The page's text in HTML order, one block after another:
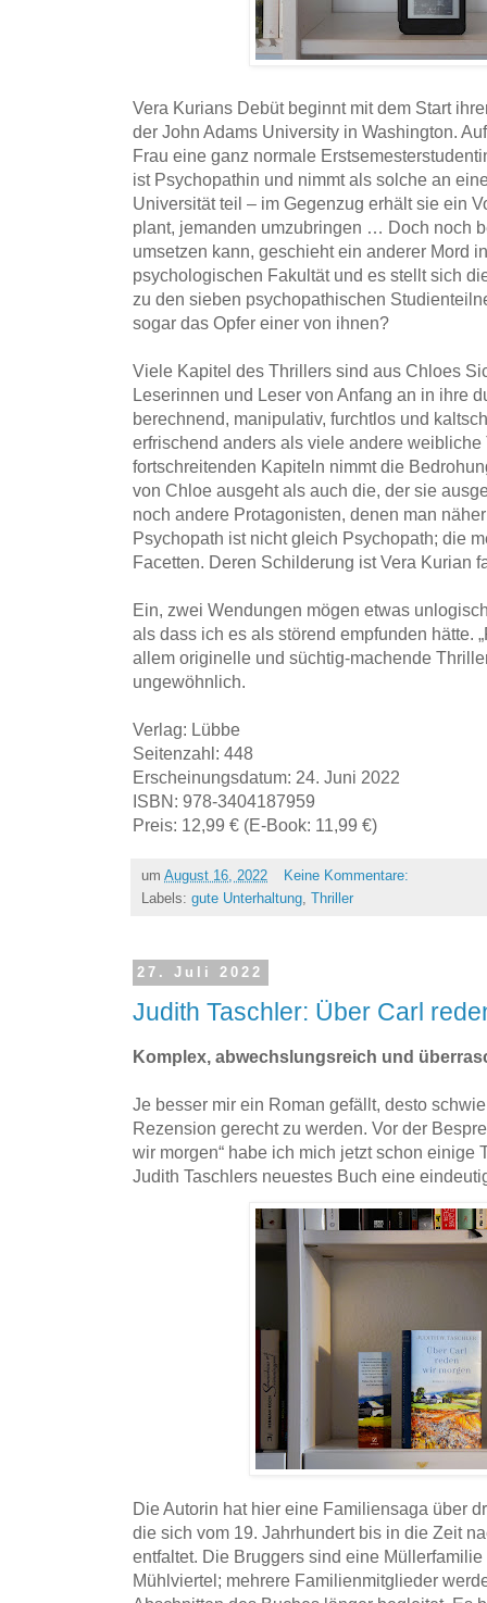
Vera Kurians Debüt beginnt mit dem Start
der John Adams University in Washington.
Frau eine ganz normale
ist Psychopathin und nimmt als solche an
Universität teil – im Gegenzug erhält sie ein
plant, jemanden umzubringen … Doch noch
umsetzen kann, geschieht ein anderer Mord
psychologischen Fakultät und es stellt sich
zu den sieben psychopathischen
sogar das Opfer einer von ihnen?
Viele Kapitel des Thrillers sind aus Chloes
Leserinnen und Leser von Anfang an in ihre
berechnend, manipulativ, furchtlos und
erfrischend anders als viele andere
fortschreitenden Kapiteln nimmt die
von Chloe ausgeht als auch die, der sie
noch andere Protagonisten, denen man
Psychopath ist nicht gleich Psychopath; die
Facetten. Deren Schilderung ist Vera Kurian
Ein, zwei Wendungen mögen etwas
als dass ich es als störend empfunden hätte.
allem originelle und süchtig-machende
ungewöhnlich.
Verlag: Lübbe
Seitenzahl: 448
Erscheinungsdatum: 24. Juni 2022
ISBN: 978-3404187959
Preis: 12,99 € (E-Book: 11,99 €)
um August 16, 2022
Keine Kommentare:
Labels: gute Unterhaltung Thriller
27. Juli 2022
Judith Taschler: Über Carl
Komplex, abwechslungsreich und
Je besser mir ein Roman gefällt, desto
Rezension gerecht zu werden. Vor der
wir morgen“ habe ich mich jetzt schon einige
Judith Taschlers neuestes Buch eine
Die Autorin hat hier eine Familiensaga über
die sich vom 19. Jahrhundert bis in die Zeit
entfaltet. Die Bruggers sind eine
Mühlviertel; mehrere Familienmitglieder